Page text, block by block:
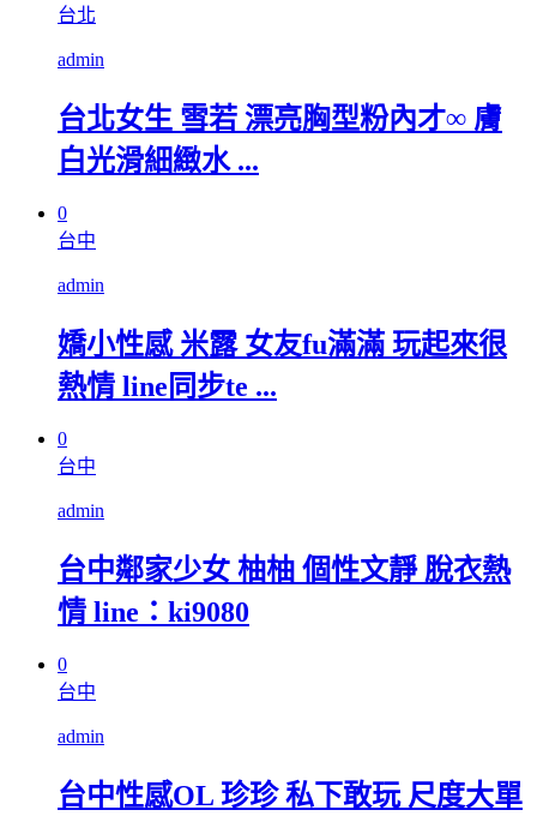
台北
admin
台北女生 雪若 漂亮胸型粉內才∞ 膚
白光滑細緻水 ...
0
台中
admin
嬌小性感 米露 女友fu滿滿 玩起來很
熱情 line同步te ...
0
台中
admin
台中鄰家少女 柚柚 個性文靜 脫衣熱
情 line：ki9080
0
台中
admin
台中性感OL 珍珍 私下敢玩 尺度大單